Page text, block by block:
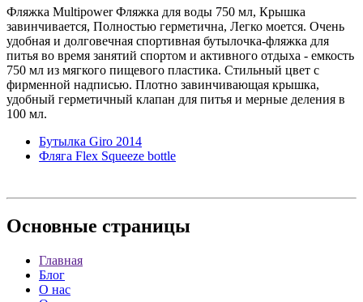
Фляжка Multipower Фляжка для воды 750 мл, Крышка
завинчивается, Полностью герметична, Легко моется. Очень
удобная и долговечная спортивная бутылочка-фляжка для
питья во время занятий спортом и активного отдыха - емкость
750 мл из мягкого пищевого пластика. Стильный цвет с
фирменной надписью. Плотно завинчивающая крышка,
удобный герметичный клапан для питья и мерные деления в
100 мл.
Бутылка Giro 2014
Фляга Flex Squeeze bottle
Основные страницы
Главная
Блог
О нас